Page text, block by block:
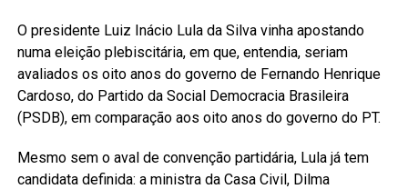
O presidente Luiz Inácio Lula da Silva vinha apostando
numa eleição plebiscitária, em que, entendia, seriam
avaliados os oito anos do governo de Fernando Henrique
Cardoso, do Partido da Social Democracia Brasileira
(PSDB), em comparação aos oito anos do governo do PT.
Mesmo sem o aval de convenção partidária, Lula já tem
candidata definida: a ministra da Casa Civil, Dilma